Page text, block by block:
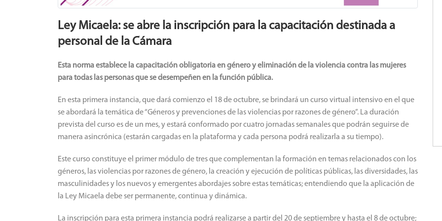
Ley Micaela: se abre la inscripción para la capacitación destinada a
personal de la Cámara
Esta norma establece la capacitación obligatoria en género y eliminación de la violencia contra las mujeres
para todas las personas que se desempeñen en la función pública.
En esta primera instancia, que dará comienzo el 18 de octubre, se brindará un curso virtual intensivo en el que
se abordará la temática de “Géneros y prevenciones de las violencias por razones de género”. La duración
prevista del curso es de un mes, y estará conformado por cuatro jornadas semanales que podrán seguirse de
manera asincrónica (estarán cargadas en la plataforma y cada persona podrá realizarla a su tiempo).
Este curso constituye el primer módulo de tres que complementan la formación en temas relacionados con los
géneros, las violencias por razones de género, la creación y ejecución de políticas públicas, las diversidades, las
masculinidades y los nuevos y emergentes abordajes sobre estas temáticas; entendiendo que la aplicación de
la Ley Micaela debe ser permanente, continua y dinámica.
La inscripción para esta primera instancia podrá realizarse a partir del 20 de septiembre y hasta el 8 de octubre;